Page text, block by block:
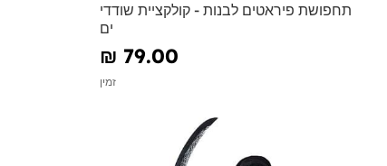
תחפושת פיראטים לבנות - קולקציית שודדי
ים
₪‎ 79.00
זמין